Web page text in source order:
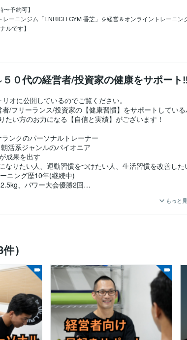
予約可】
ーニンジム「ENRICH GYM 香芝」を経営＆オンライントレーニン
ルです】
５０代の経営者/投資家の健康をサポー
リオに公開しているのでご覧ください。
/フリーランス/投資家の【健康習慣】をサポートしてい
たい方のお力になる【自信と実績】がございます！
ンクのパーソナルトレーナー
活系ジャンルのパイオニア
成果を出す
なりたい人、運動習慣をつけたい人、生活習慣を改善した
ニング歴10年(継続中)
、パワー大会優勝2回
手サプリメント会社【ビーレジェンドジム】の元パーソ
会認定　パーソナルトレーナー
ョニング協会認定　トレーナー
協会認定トレーナー
経営者（イラスト、マーケティング、車コーティング、
作りをサポート中。
もっと
）